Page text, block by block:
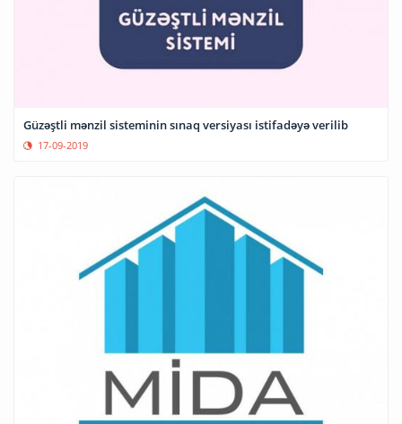
Güzəştli mənzil sisteminin sınaq versiyası istifadəyə verilib
17-09-2019